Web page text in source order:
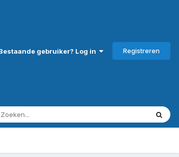
gebruiker? Log in Registreren